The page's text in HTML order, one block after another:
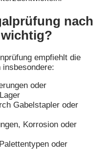
nach
empfiehlt die
oder
Gabelstapler oder
Korrosion oder
oder